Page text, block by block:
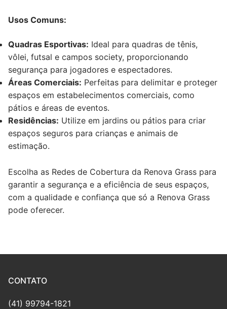
Usos Comuns:
Quadras Esportivas: Ideal para quadras de tênis,
vôlei, futsal e campos society, proporcionando
segurança para jogadores e espectadores.
Áreas Comerciais: Perfeitas para delimitar e proteger
espaços em estabelecimentos comerciais, como
pátios e áreas de eventos.
Residências: Utilize em jardins ou pátios para criar
espaços seguros para crianças e animais de
estimação.
Escolha as Redes de Cobertura da Renova Grass para
garantir a segurança e a eficiência de seus espaços,
com a qualidade e confiança que só a Renova Grass
pode oferecer.
CONTATO
(41) 99794-1821